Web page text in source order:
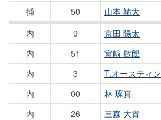
捕
50 山本 祐大
内
9 京田 陽太
内
51 宮﨑 敏郎
内
3 T.オースティン
内
00 林 琢真
内
26 三森 大貴